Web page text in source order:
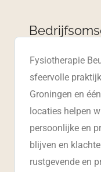
Fysiotherapie
sfeervolle
Groningen en
locaties helpen
persoonlijke en
blijven en
rustgevende en